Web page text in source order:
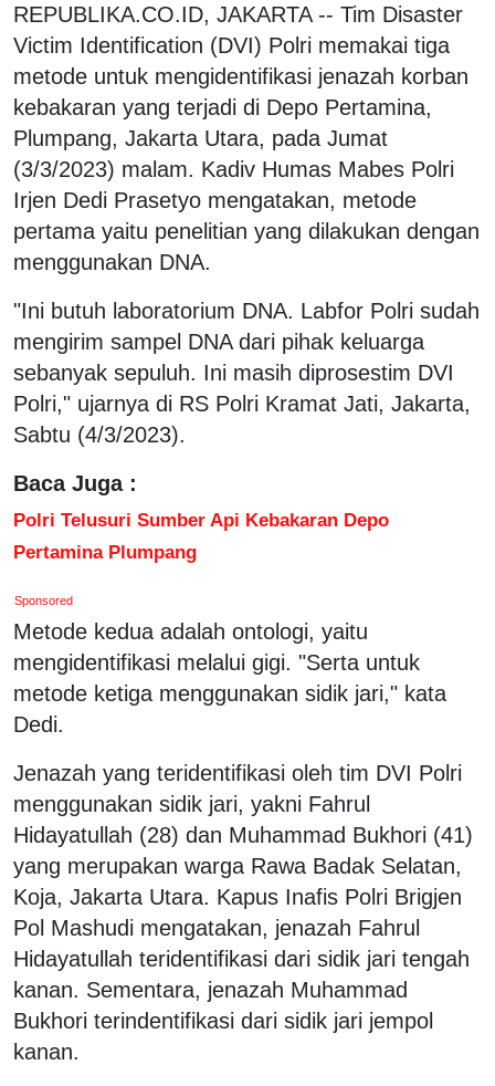
REPUBLIKA.CO.ID, JAKARTA -- Tim Disaster
Victim Identification (DVI) Polri memakai tiga
metode untuk mengidentifikasi jenazah korban
kebakaran yang terjadi di Depo Pertamina,
Plumpang, Jakarta Utara, pada Jumat
(3/3/2023) malam. Kadiv Humas Mabes Polri
Irjen Dedi Prasetyo mengatakan, metode
pertama yaitu penelitian yang dilakukan dengan
menggunakan DNA.
"Ini butuh laboratorium DNA. Labfor Polri sudah
mengirim sampel DNA dari pihak keluarga
sebanyak sepuluh. Ini masih diprosestim DVI
Polri," ujarnya di RS Polri Kramat Jati, Jakarta,
Sabtu (4/3/2023).
Baca Juga :
Polri Telusuri Sumber Api Kebakaran Depo
Pertamina Plumpang
Sponsored
Metode kedua adalah ontologi, yaitu
mengidentifikasi melalui gigi. "Serta untuk
metode ketiga menggunakan sidik jari," kata
Dedi.
Jenazah yang teridentifikasi oleh tim DVI Polri
menggunakan sidik jari, yakni Fahrul
Hidayatullah (28) dan Muhammad Bukhori (41)
yang merupakan warga Rawa Badak Selatan,
Koja, Jakarta Utara. Kapus Inafis Polri Brigjen
Pol Mashudi mengatakan, jenazah Fahrul
Hidayatullah teridentifikasi dari sidik jari tengah
kanan. Sementara, jenazah Muhammad
Bukhori terindentifikasi dari sidik jari jempol
kanan.